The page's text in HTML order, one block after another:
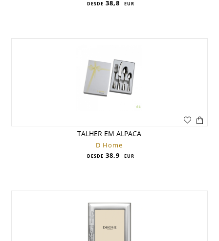
DESDE 38,8 EUR
TALHER EM ALPACA
D Home
DESDE 38,9 EUR